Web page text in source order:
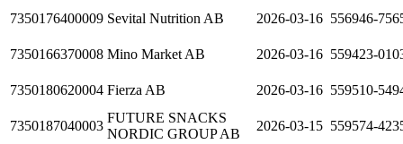
7350176400009 Sevital Nutrition AB 2026-03-16 556946-
7350166370008 Mino Market AB 2026-03-16 559423-
7350180620004 Fierza AB 2026-03-16 559510-
7350187040003
FUTURE SNACKS
NORDIC GROUP AB
2026-03-15 559574-